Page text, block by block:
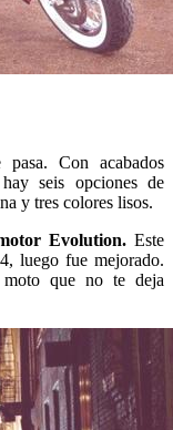
Con acabados
seis opciones de
y tres colores lisos.
Evolution. Este
luego fue mejorado.
que no te deja